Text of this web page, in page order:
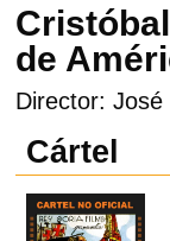
de
Director:
Cártel